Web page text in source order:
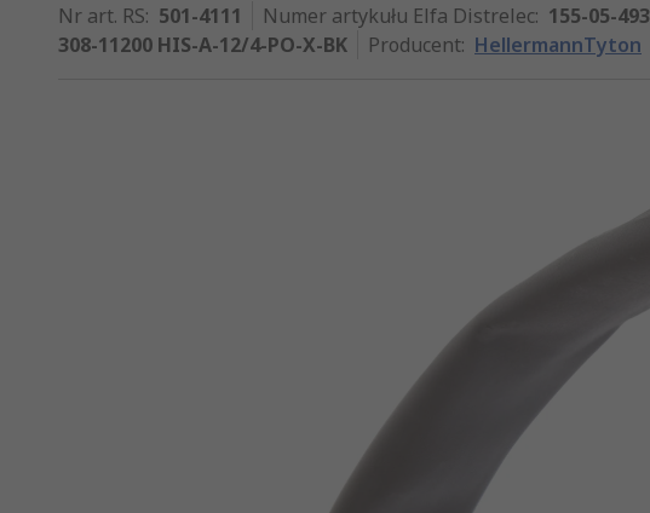
Nr art. RS: 501-4111 Numer artykułu Elfa Distrelec: 155-05-493
308-11200 HIS-A-12/4-PO-X-BK
Producent: HellermannTyton